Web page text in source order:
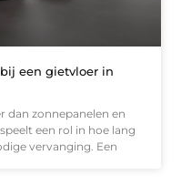
een gietvloer in
dan zonnepanelen en
een rol in hoe lang
vervanging. Een